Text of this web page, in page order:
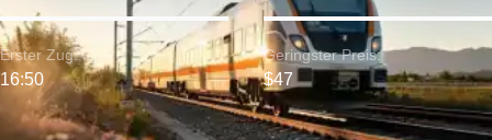
Erster Zug:
16:50
Geringster Preis:
$47